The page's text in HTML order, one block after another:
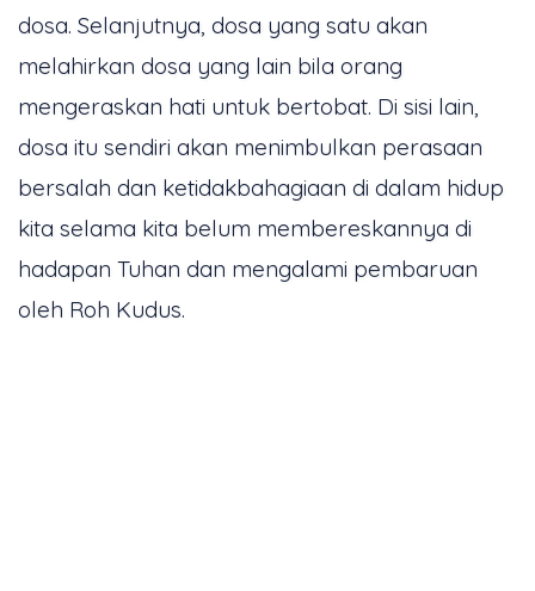
dosa. Selanjutnya, dosa yang satu akan
melahirkan dosa yang lain bila orang
mengeraskan hati untuk bertobat. Di sisi lain,
dosa itu sendiri akan menimbulkan perasaan
bersalah dan ketidakbahagiaan di dalam hidup
kita selama kita belum membereskannya di
hadapan Tuhan dan mengalami pembaruan
oleh Roh Kudus.